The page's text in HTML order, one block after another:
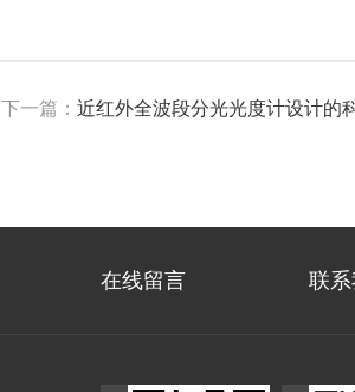
下一篇： 近红外全波段分光光度计设计的
在线留言 联